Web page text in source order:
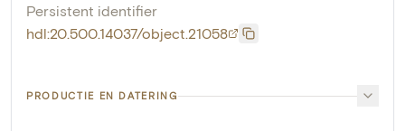
Persistent identifier
hdl:20.500.14037/object.21058
PRODUCTIE EN DATERING